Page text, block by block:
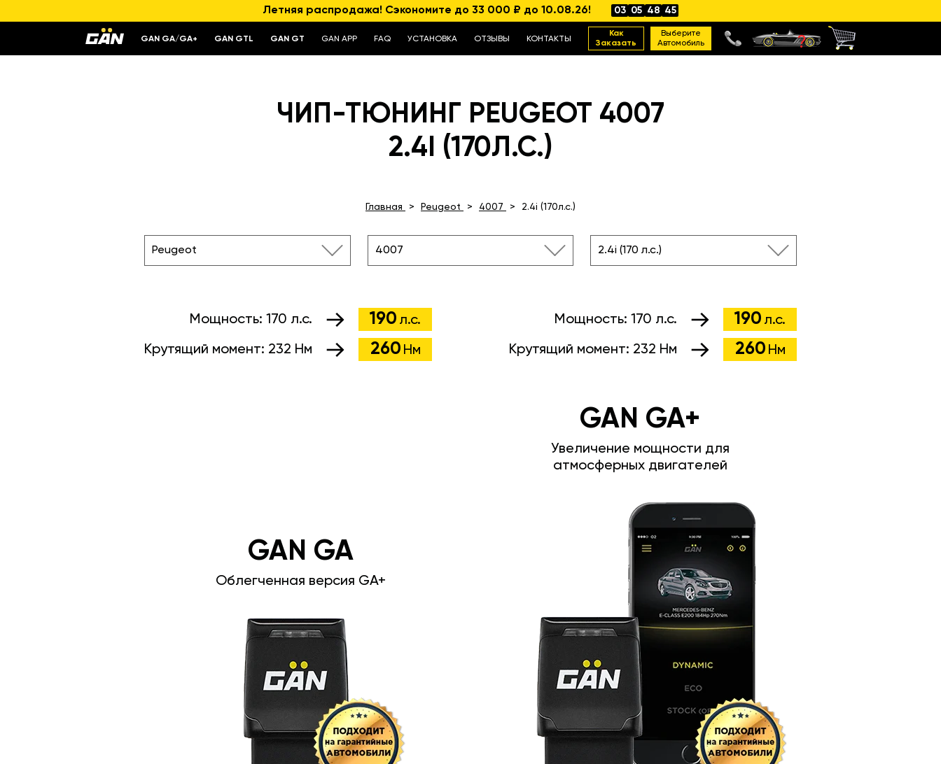
Летняя распродажа! Сэкономите до 33 000 ₽ до 10.08.26! 03 05 48 44
GAN GA/GA+ GAN GTL GAN GT GAN APP FAQ УСТАНОВКА ОТЗЫВЫ КОНТАКТЫ
Как
Заказать
Выберите
Автомобиль
ЧИП-ТЮНИНГ PEUGEOT 4007
2.4I (170Л.С.)
Главная Peugeot 4007 2.4i (170л.с.)
Peugeot 4007 2.4i (170 л.с.)
Мощность: 170 л.с. 190 л.с.
Крутящий момент: 232 Нм 260 Нм
Мощность: 170 л.с. 190 л.с.
Крутящий момент: 232 Нм 260 Нм
GAN GA+
Увеличение мощности для
атмосферных двигателей
GAN GA
Облегченная версия GA+